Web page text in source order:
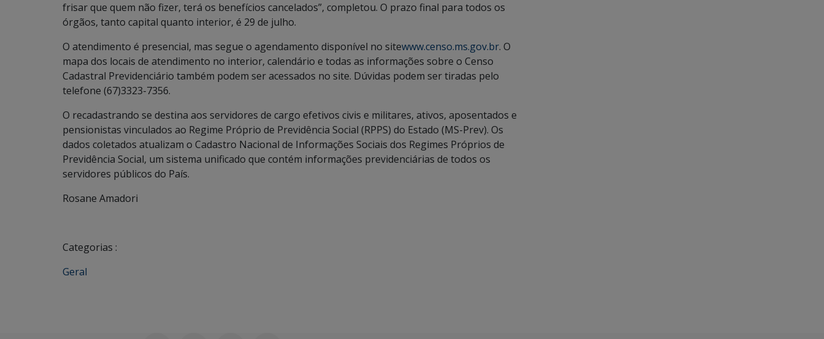
frisar que quem não fizer, terá os benefícios cancelados”, completou. O prazo final para todos os
órgãos, tanto capital quanto interior, é 29 de julho.
O atendimento é presencial, mas segue o agendamento disponível no sitewww.censo.ms.gov.br. O
mapa dos locais de atendimento no interior, calendário e todas as informações sobre o Censo
Cadastral Previdenciário também podem ser acessados no site. Dúvidas podem ser tiradas pelo
telefone (67)3323-7356.
O recadastrando se destina aos servidores de cargo efetivos civis e militares, ativos, aposentados e
pensionistas vinculados ao Regime Próprio de Previdência Social (RPPS) do Estado (MS-Prev). Os
dados coletados atualizam o Cadastro Nacional de Informações Sociais dos Regimes Próprios de
Previdência Social, um sistema unificado que contém informações previdenciárias de todos os
servidores públicos do País.
Rosane Amadori
Categorias :
Geral